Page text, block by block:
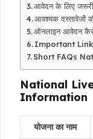
आवेदन के लिए
आवश्यक दस्तावेजों
ऑनलाइन आवेदन
Important
Short FAQs
National
Information
योजना का नाम